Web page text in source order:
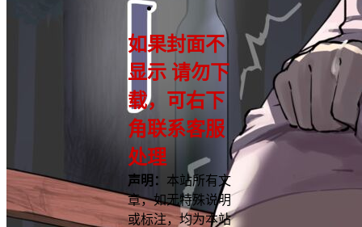
如果封面不
显示 请勿下
载，可右下
角联系客服
处理
声明： 本站所有文
章，如无特殊说明
或标注，均为本站